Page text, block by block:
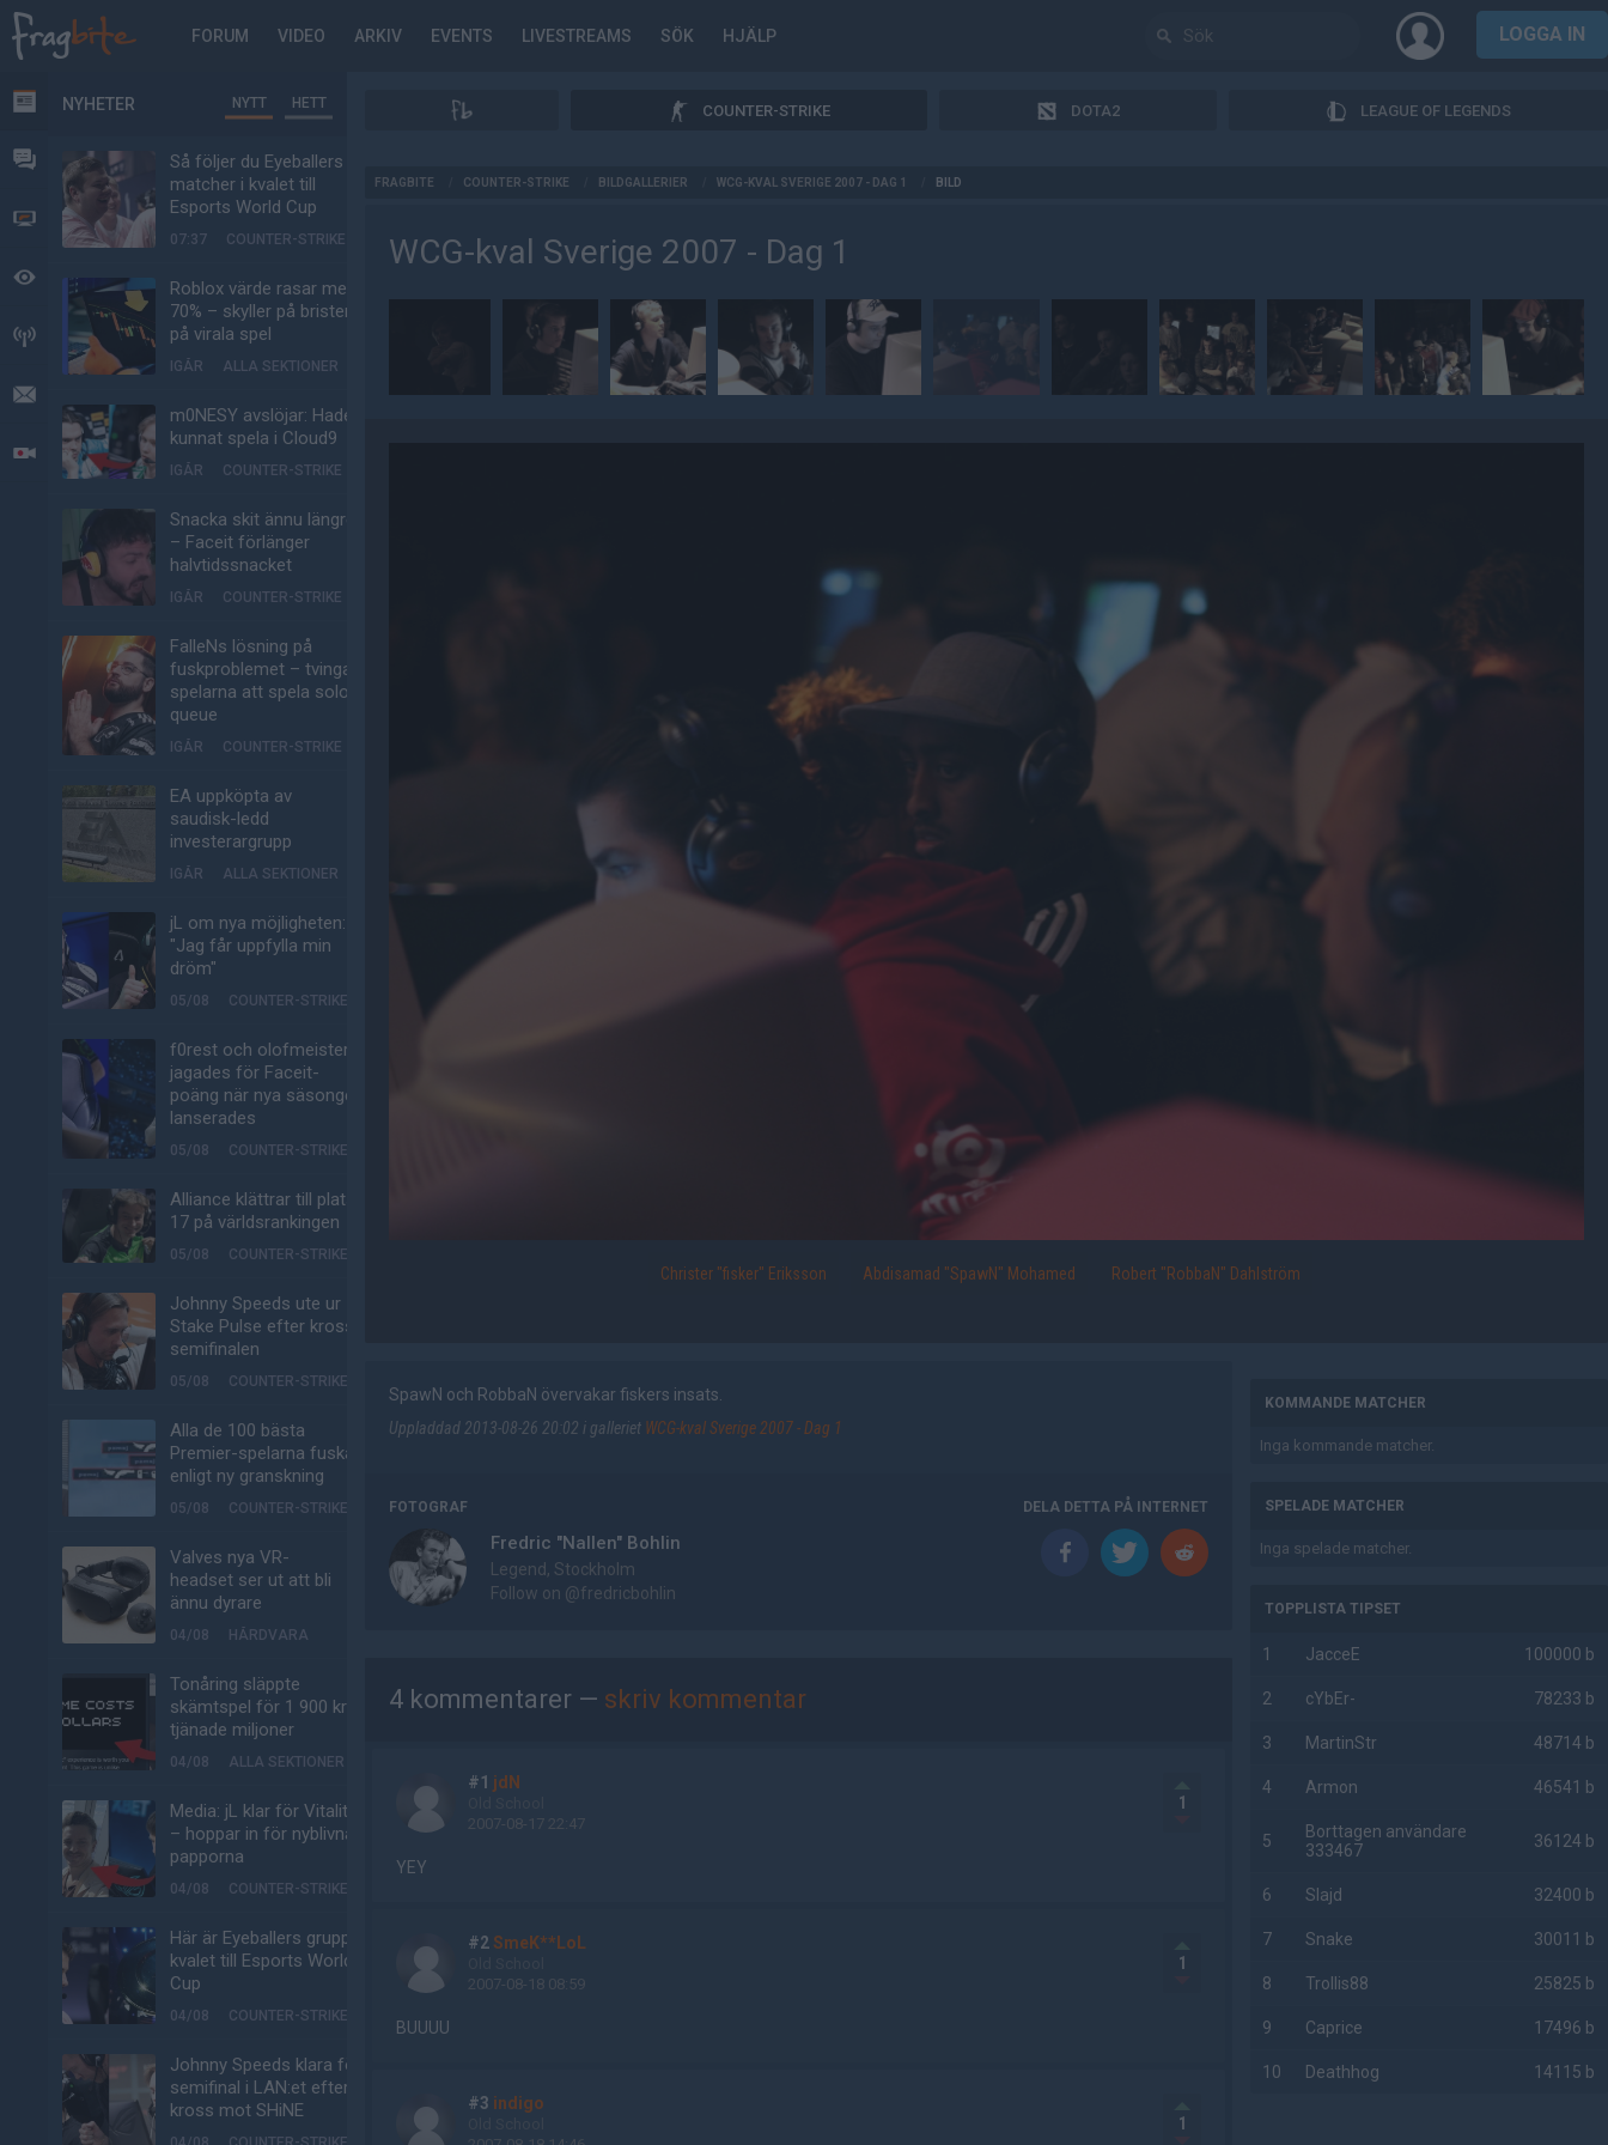
FORUM VIDEO ARKIV EVENTS LIVESTREAMS SÖK HJÄLP LOGGA IN
NYHETER
FORUM
VIDEO
BEVAKAT
HÄNDELSER
LIVESÄNDNINGAR
NYHETER NYTT HETT
Så följer du Eyeballers
matcher i kvalet till
Esports World Cup
07:37 COUNTER-STRIKE
Roblox värde rasar med
70% – skyller på bristen
på virala spel
IGÅR ALLA SEKTIONER
m0NESY avslöjar: Hade
kunnat spela i Cloud9
IGÅR COUNTER-STRIKE
Snacka skit ännu längre
– Faceit förlänger
halvtidssnacket
IGÅR COUNTER-STRIKE
FalleNs lösning på
fuskproblemet – tvinga
spelarna att spela solo-
queue
IGÅR COUNTER-STRIKE
EA uppköpta av
saudisk-ledd
investerargrupp
IGÅR ALLA SEKTIONER
jL om nya möjligheten:
"Jag får uppfylla min
dröm"
05/08 COUNTER-STRIKE
f0rest och olofmeister
jagades för Faceit-
poäng när nya säsongen
lanserades
05/08 COUNTER-STRIKE
Alliance klättrar till plats
17 på världsrankingen
05/08 COUNTER-STRIKE
Johnny Speeds ute ur
Stake Pulse efter kross i
semifinalen
05/08 COUNTER-STRIKE
Alla de 100 bästa
Premier-spelarna fuskar
enligt ny granskning
05/08 COUNTER-STRIKE
Valves nya VR-
headset ser ut att bli
ännu dyrare
04/08 HÅRDVARA
Tonåring släppte
skämtspel för 1 900 kr –
tjänade miljoner
04/08 ALLA SEKTIONER
Media: jL klar för Vitality
– hoppar in för nyblivna
papporna
04/08 COUNTER-STRIKE
Här är Eyeballers grupp i
kvalet till Esports World
Cup
04/08 COUNTER-STRIKE
Johnny Speeds klara för
semifinal i LAN:et efter
kross mot SHiNE
COUNTER-STRIKE DOTA2 LEAGUE OF LEGENDS
FRAGBITE COUNTER-STRIKE BILDGALLERIER WCG-KVAL SVERIGE 2007 - DAG 1 BILD
WCG-kval Sverige 2007 - Dag 1
Christer "fisker" Eriksson Abdisamad "SpawN" Mohamed Robert "RobbaN" Dahlström
SpawN och RobbaN övervakar fiskers insats.
Uppladdad 2013-08-26 20:02 i galleriet WCG-kval Sverige 2007 - Dag 1
DELA DETTA PÅ INTERNET
FOTOGRAF
Fredric "Nallen" Bohlin
Legend, Stockholm
Follow on @fredricbohlin
4 kommentarer — skriv kommentar
#1 jdN
2007-08-17 22:47
1
YEY
#2 SmeK**LoL
2007-08-18 08:59
1
BUUUU
#3 indigo
1
KOMMANDE MATCHER
Inga kommande matcher.
SPELADE MATCHER
Inga spelade matcher.
TOPPLISTA TIPSET
1 JacceE 100000 b
2 cYbEr- 78233 b
3 MartinStr 48714 b
4 Armon 46541 b
5
Borttagen användare
333467
36124 b
6 Slajd 32400 b
7 Snake 30011 b
8 Trollis88 25825 b
9 Caprice 17496 b
10 Deathhog 14115 b